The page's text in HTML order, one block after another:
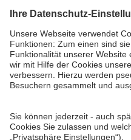
Südliche Fürther Straße 5
90429 Nürnberg
Telefon: 0911 283-4646
Kontaktformulare
FAQ
KundenCenter